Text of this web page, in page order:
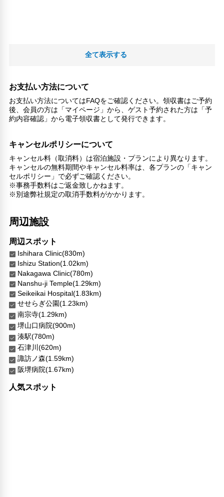
全て表示する
お支払い方法について
お支払い方法についてはFAQをご確認ください。領収書はご予約
後、会員の方は「マイページ」から、ゲスト予約された方は「予
約内容確認」から電子領収書として発行できます。
キャンセルポリシーについて
キャンセル料（取消料）は宿泊施設・プランにより異なります。
キャンセルの無料期間やキャンセル料率は、各プランの「キャン
セルポリシー」で必ずご確認ください。
※事務手数料はご返金致しかねます。
※別途弊社規定の取消手数料がかかります。
周辺施設
周辺スポット
Ishihara Clinic(830m)
Ishizu Station(1.02km)
Nakagawa Clinic(780m)
Nanshu-ji Temple(1.29km)
Seikeikai Hospital(1.83km)
せせらぎ公園(1.23km)
南宗寺(1.29km)
堺山口病院(900m)
湊駅(780m)
石津川(620m)
諏訪ノ森(1.59km)
阪堺病院(1.67km)
人気スポット